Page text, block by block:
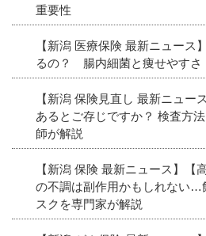
重要性
【新潟 医療保険 最新ニュース
るの？ 腸内細菌と痩せやす
【新潟 保険見直し 最新ニュー
あるとご存じですか？ 検査方
師が解説
【新潟 保険 最新ニュース】【
の不調は副作用かもしれない…
スクを専門家が解説